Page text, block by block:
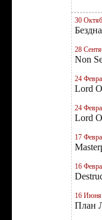
30
28
Non
24
Lord
24
Lord
17
16
16 Июня
План